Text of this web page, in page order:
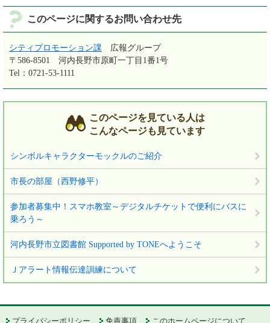
このページに関するお問い合わせ先
シティプロモーション課
広報グループ
〒586-8501
河内長野市原町一丁目1番1号
Tel：0721-53-1111
このページを見ている人は
こんなページも見ています
シンボルキャラクターモックルのご紹介
市長の部屋（西野修平）
参加者募集中！スマホ教室～デジタルチケットで便利にバスに
乗ろう～
河内長野市立図書館 Supported by TONEへようこそ
Ｊアラート情報伝達訓練について
プライバシーポリシー 免責事項 このホームページについて